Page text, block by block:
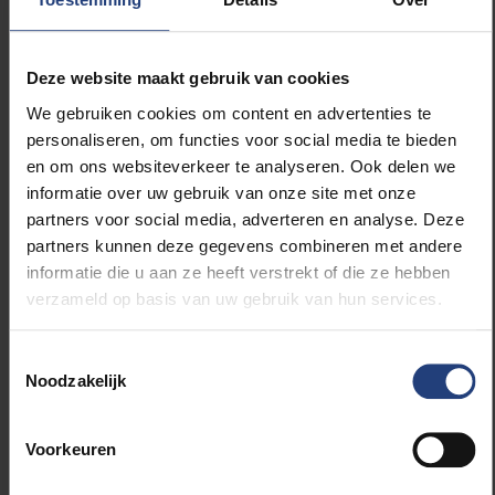
Deze website maakt gebruik van cookies
We gebruiken cookies om content en advertenties te
personaliseren, om functies voor social media te bieden
en om ons websiteverkeer te analyseren. Ook delen we
informatie over uw gebruik van onze site met onze
partners voor social media, adverteren en analyse. Deze
partners kunnen deze gegevens combineren met andere
informatie die u aan ze heeft verstrekt of die ze hebben
verzameld op basis van uw gebruik van hun services.
Noodzakelijk
Voorkeuren
Robinsonade (onvrijwillige isolering van één
individu of een kleine groep personen op een
Treasure Island(1882) bijvoorbeeld, of het veel
latereLord of the Flies (1954), maar ook
hedendaagse tv-programma's zoalsExpeditie
RobinsonofLost.”
Wat velen niet weten, is datRobinson Crusoe bol
staat van de religieuze verwijzingen. Zo
interpreteert Robinson zijn jarenlange verblijf
op het onbewoonde eiland als een straf van God
zijn onfortuinlijke zeereizen negeerde. Pas na
Groot-Brittannië, waar hij geen aanspraak meer
kan maken op zijn vaders nalatenschap en zijn